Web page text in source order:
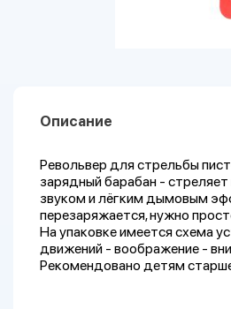
Описание
Револьвер для стрельбы
зарядный барабан -
звуком и лёгким дымовым
перезаряжается, нужно
На упаковке имеется схема
движений - воображение -
Рекомендовано детям